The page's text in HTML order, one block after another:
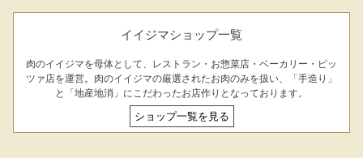
高級肉ギフト
LINEギフト ふるさと納税
イイジマショップ一覧
肉のイイジマを母体として、レストラン・お惣菜店・ベーカリー・ピッ
ツァ店を運営。肉のイイジマの厳選されたお肉のみを扱い、「手造り」
と「地産地消」にこだわったお店作りとなっております。
ショップ一覧を見る